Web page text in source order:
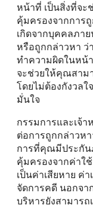
หน้าที่ เป็นสิ่งที่จะ
คุ้มครองจากการ
เกิดจากบุคคลภา
หรือถูกกล่าวหา ว่
ทำความผิดในหน้
จะช่วยให้คุณสาม
โดยไม่ต้องกังวล
มั่นใจ
กรรมการและเจ้
ต่อการถูกกล่าวห
การที่คุณมีประกัน
คุ้มครองจากค่าใ
เป็นค่าเสียหาย ค่
จัดการคดี นอกจา
บริหารยังสามาร